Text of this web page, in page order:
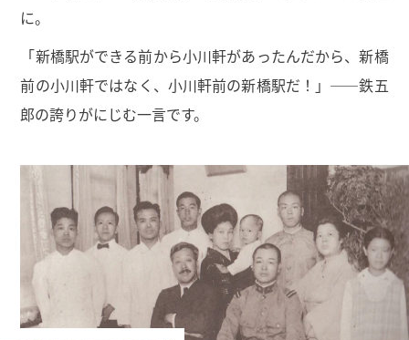
に。
「新橋駅ができる前から小川軒があったんだから、新橋
前の小川軒ではなく、小川軒前の新橋駅だ！」——鉄五
郎の誇りがにじむ一言です。